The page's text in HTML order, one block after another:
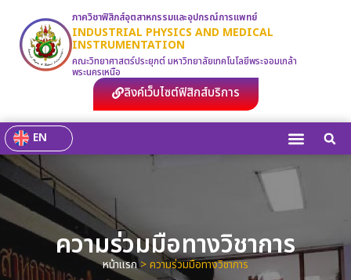
ภาควิชาฟิสิกส์อุตสาหกรรมและอุปกรณ์การแพทย์
INDUSTRIAL PHYSICS AND MEDICAL
INSTRUMENTATION
คณะวิทยาศาสตร์ประยุกต์ มหาวิทยาลัยเทคโนโลยีพระจอมเกล้า
พระนครเหนือ
ลิงค์เว็บไซต์ฟิสิกส์บริการ
EN
ความร่วมมือทางวิชาการ
หน้าแรก> ความร่วมมือทางวิชาการ